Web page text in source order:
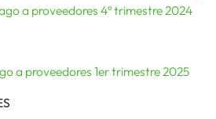
a proveedores 4º trimestre 2024
a proveedores 1er trimestre 2025